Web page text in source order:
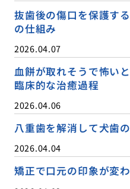
抜歯後の傷口を保護す
の仕組み
2026.04.07
血餅が取れそうで怖い
臨床的な治癒過程
2026.04.06
八重歯を解消して犬歯
2026.04.04
矯正で口元の印象が変